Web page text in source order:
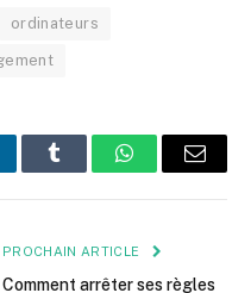
ordinateurs
Tumblr WhatsApp
E-
PROCHAIN ARTICLE
Comment arrêter ses règles